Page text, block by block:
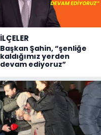
İLÇELER
Başkan Şahin, “şenliğe
kaldığımız yerden
devam ediyoruz”